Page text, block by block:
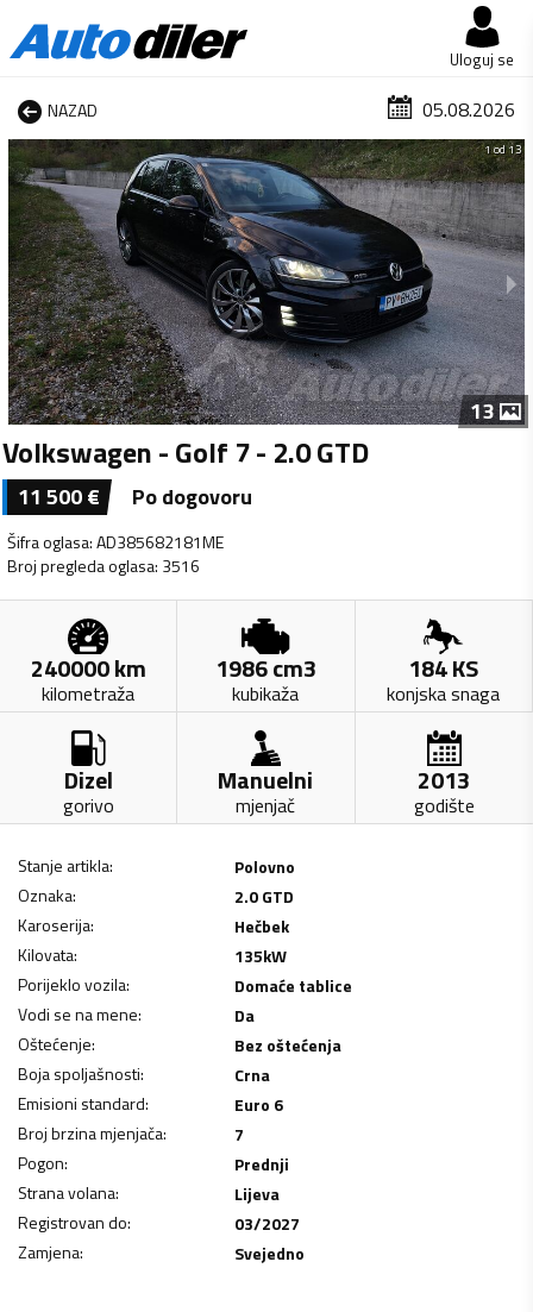
Uloguj se
NAZAD 05.08.2026
1 od 13
13
Volkswagen - Golf 7 - 2.0 GTD
11 500€ Po dogovoru
Šifra oglasa:AD385682181ME
Broj pregleda oglasa: 3516
240000km
kilometraža
1986cm3
kubikaža
184KS
konjska snaga
Dizel
gorivo
Manuelni
mjenjač
2013
godište
Stanje artikla:
Polovno
Oznaka:
2.0 GTD
Karoserija:
Hečbek
Kilovata: 135kW
Porijeklo vozila:
Domaće tablice
Vodi se na mene:
Da
Oštećenje:
Bez oštećenja
Boja spoljašnosti:
Crna
Emisioni standard:
Euro 6
Broj brzina mjenjača:
7
Pogon:
Prednji
Strana volana:
Lijeva
Registrovan do:
03/2027
Zamjena: Svejedno